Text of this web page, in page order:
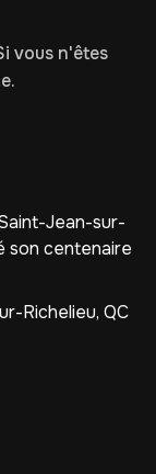
vous n'êtes
Jean-sur-
son centenaire
Richelieu, QC